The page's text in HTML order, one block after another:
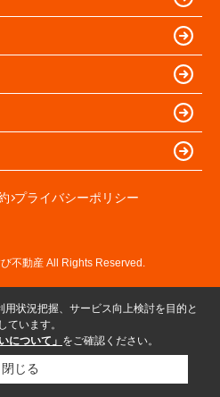
プライバシーポリシー
不動産 All Rights Reserved.
状況把握、サービス向上検討を目的と
ています。
について」 をご確認ください。
閉じる